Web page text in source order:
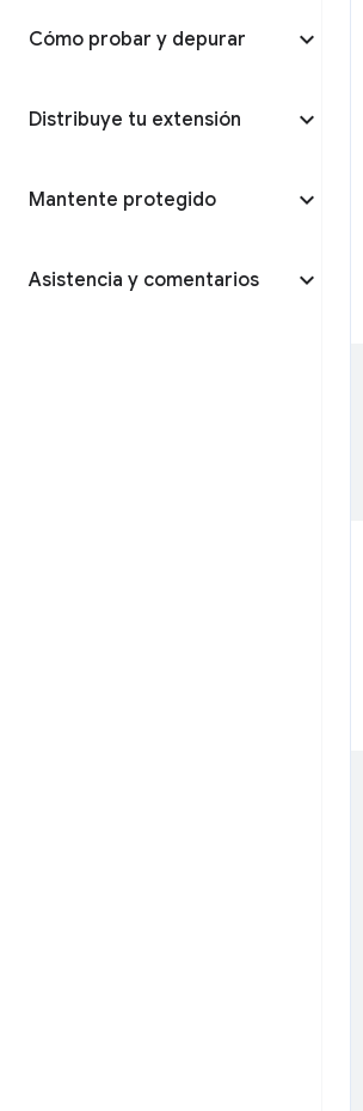
Cómo probar y depurar
Distribuye tu extensión
Mantente protegido
Asistencia y comentarios